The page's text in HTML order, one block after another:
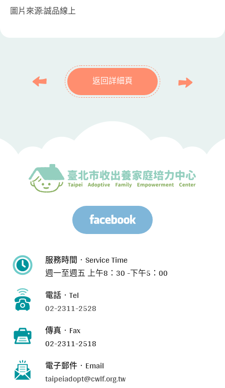
圖片來源:誠品線上
返回詳細頁
服務時間‧Service Time
週一至週五上午8：30 -下午5：00
電話‧Tel
02-2311-2528
傳真‧Fax
02-2311-2518
電子郵件‧Email
taipeiadopt@cwlf.org.tw